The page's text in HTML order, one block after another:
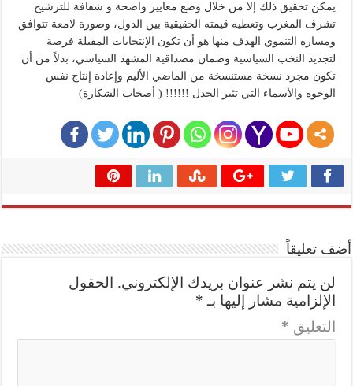
يمكن تحقيق ذلك إلا من خلال وضع معايير واضحة و شفافة للترشيح
تشرف المغرب وتعطيه قيمته الحقيقية بين الدول، وصورة لامعة تتوافق
ومساره التنموي الهدف منها هو أن تكون الإنتخابات المقبلة فرصة
لتجديد النخب السياسية وضمان مصداقية المشهد السياسي، بدلاً من أن
تكون مجرد نسخة مستنسخة من الماضي الأليم وإعادة إنتاج نفس
الوجوه والأسماء التي تثير الجدل !!!!!! ( أصحاب الشكارة)
أضف تعليقاً
لن يتم نشر عنوان بريدك الإلكتروني.
الحقول
الإلزامية مشار إليها بـ *
التعليق *